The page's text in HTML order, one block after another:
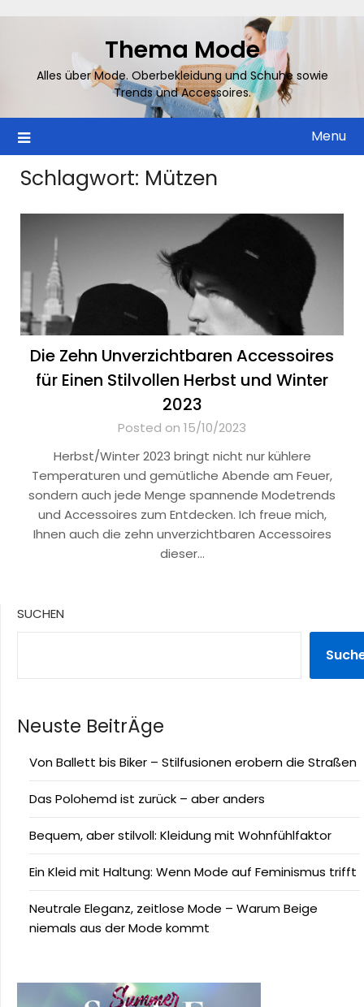
Thema Mode
Alles über Mode. Oberbekleidung und Schuhe sowie
Trends und Accessoires.
Menu
Schlagwort: Mützen
Die Zehn Unverzichtbaren Accessoires
für Einen Stilvollen Herbst und Winter
2023
Posted on 15/10/2023
Herbst/Winter 2023 bringt nicht nur kühlere
Temperaturen und gemütliche Abende am Feuer,
sondern auch jede Menge spannende Modetrends
und Accessoires zum Entdecken. Ich freue mich,
Ihnen auch die zehn unverzichtbaren Accessoires
dieser…
SUCHEN
Neuste BeitrÄge
Von Ballett bis Biker – Stilfusionen erobern die Straßen
Das Polohemd ist zurück – aber anders
Bequem, aber stilvoll: Kleidung mit Wohnfühlfaktor
Ein Kleid mit Haltung: Wenn Mode auf Feminismus trifft
Neutrale Eleganz, zeitlose Mode – Warum Beige
niemals aus der Mode kommt